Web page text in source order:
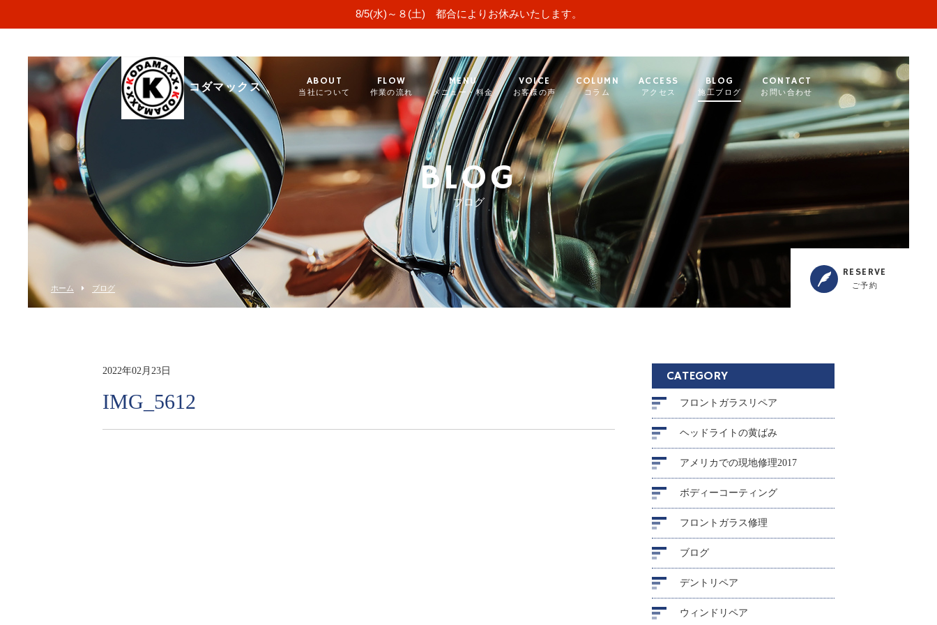
8/5(水)～８(土) 都合によりお休みいたします。
コダマックス
ABOUT
当社について
FLOW
作業の流れ
MENU
メニュー・料金
VOICE
お客様の声
COLUMN
コラム
ACCESS
アクセス
BLOG
施工ブログ
CONTACT
お問い合わせ
BLOG
ブログ
ホーム ブログ
RESERVE
ご予約
2022年02月23日
IMG_5612
CATEGORY
フロントガラスリペア
ヘッドライトの黄ばみ
アメリカでの現地修理2017
ボディーコーティング
フロントガラス修理
ブログ
デントリペア
ウィンドリペア